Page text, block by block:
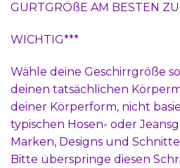
GURTGRÖßE AM BESTEN
WICHTIG***
Wähle deine Geschirrgröße
deinen tatsächlichen
deiner Körperform, nicht
typischen Hosen- oder
Marken, Designs und
Bitte überspringe diesen